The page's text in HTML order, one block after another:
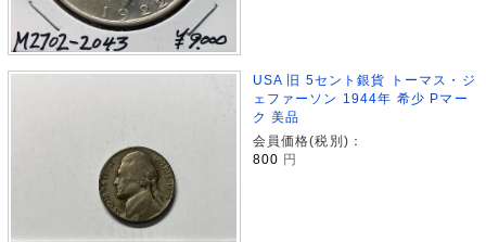
USA 旧 5セント銀貨 トーマス・ジ
ェファーソン 1944年 希少 Pマー
ク 美品
会員価格(税別)：
800 円